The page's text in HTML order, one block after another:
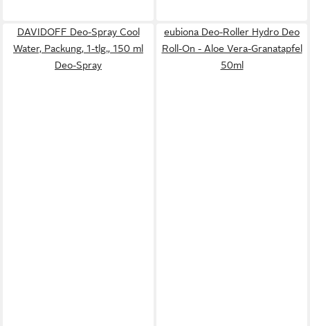
DAVIDOFF Deo-Spray Cool
Water, Packung, 1-tlg., 150 ml
Deo-Spray
eubiona Deo-Roller Hydro Deo
Roll-On - Aloe Vera-Granatapfel
50ml